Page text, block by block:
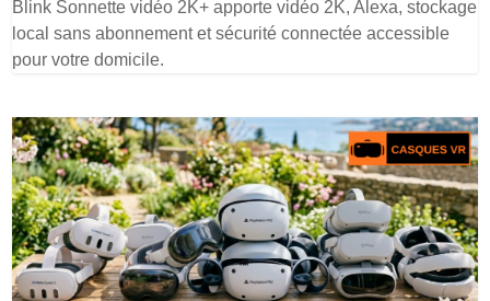
Blink Sonnette vidéo 2K+ apporte vidéo 2K, Alexa, stockage
local sans abonnement et sécurité connectée accessible
pour votre domicile.